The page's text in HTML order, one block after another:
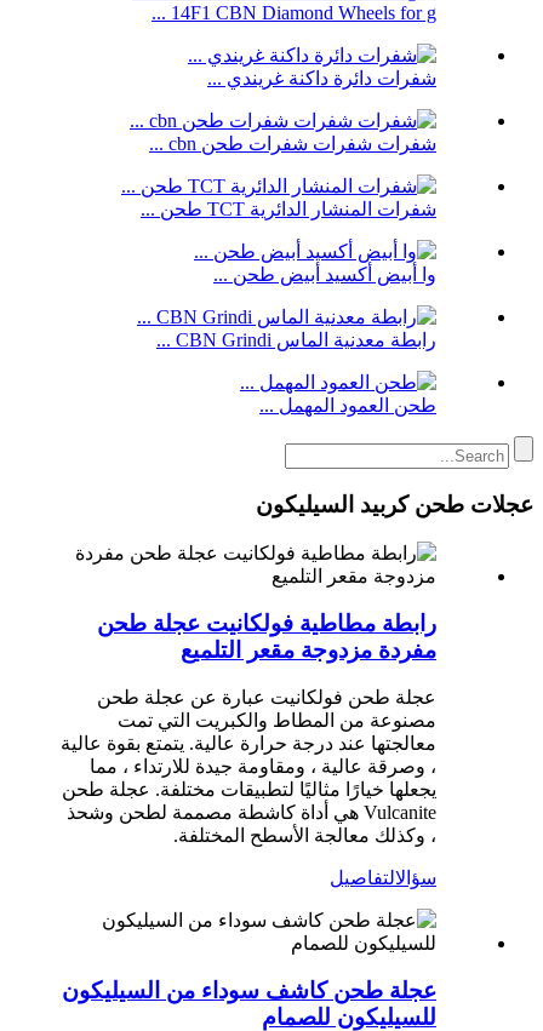
14F1 CBN Diamond Wheels for g ...
شفرات دائرة داكنة غريندي ...
شفرات شفرات شفرات طحن cbn ...
شفرات المنشار الدائرية TCT طحن ...
وا أبيض أكسيد أبيض طحن ...
رابطة معدنية الماس CBN Grindi ...
طحن العمود المهمل ...
عجلات طحن كربيد السيليكون
رابطة مطاطية فولكانيت عجلة طحن
مفردة مزدوجة مقعر التلميع
عجلة طحن فولكانيت عبارة عن عجلة طحن
مصنوعة من المطاط والكبريت التي تمت
معالجتها عند درجة حرارة عالية. يتمتع بقوة عالية
، وصرقة عالية ، ومقاومة جيدة للارتداء ، مما
يجعلها خيارًا مثاليًا لتطبيقات مختلفة. عجلة طحن
Vulcanite هي أداة كاشطة مصممة لطحن وشحذ
، وكذلك معالجة الأسطح المختلفة.
سؤالالتفاصيل
عجلة طحن كاشف سوداء من السيليكون
للسيليكون للصمام